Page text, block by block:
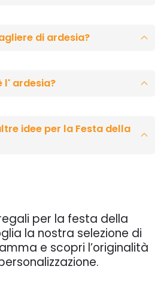
di ardesia?
l' ardesia?
idee per la Festa della
per la festa della
la nostra selezione di
e scopri l’originalità